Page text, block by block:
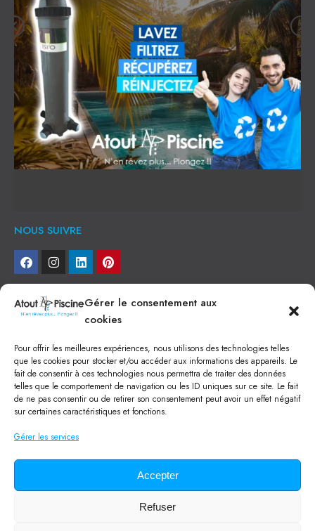
Gérer le consentement aux
cookies
Pour offrir les meilleures expériences, nous utilisons des technologies telles
que les cookies pour stocker et/ou accéder aux informations des appareils. Le
fait de consentir à ces technologies nous permettra de traiter des données
telles que le comportement de navigation ou les ID uniques sur ce site. Le fait
de ne pas consentir ou de retirer son consentement peut avoir un effet négatif
sur certaines caractéristiques et fonctions.
Gérer les services
Accepter
Refuser
NOUS SUIVRE
NEWSLETTER
Je veux recevoir toute l'actu
NOS SERVICES
Construction de piscine béton à Narbonne
Piscine coque à Narbonne
Acheter SPA à Narbonne
Pisciniste Narbonne
Mini piscine
Location machine avec chauffeur
Atout Piscine